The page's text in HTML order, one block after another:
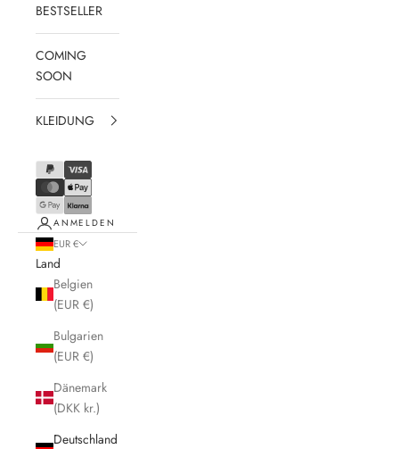
BESTSELLER
COMING
SOON
KLEIDUNG
ANMELDEN
EUR €
Land
Belgien
(EUR €)
Bulgarien
(EUR €)
Dänemark
(DKK kr.)
Deutschland